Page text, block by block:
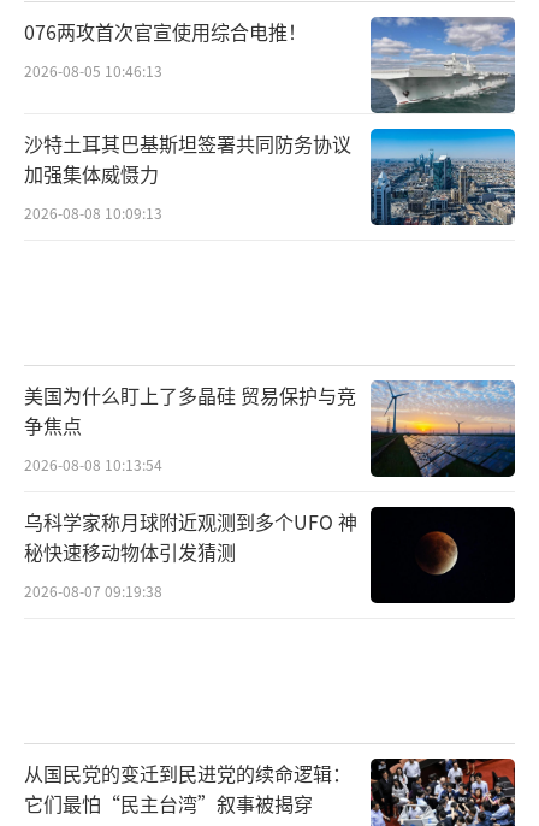
076两攻首次官宣使用综合电推！
2026-08-05 10:46:13
沙特土耳其巴基斯坦签署共同防务协议
加强集体威慑力
2026-08-08 10:09:13
美国为什么盯上了多晶硅 贸易保护与竞
争焦点
2026-08-08 10:13:54
乌科学家称月球附近观测到多个UFO 神
秘快速移动物体引发猜测
2026-08-07 09:19:38
从国民党的变迁到民进党的续命逻辑：
它们最怕“民主台湾”叙事被揭穿